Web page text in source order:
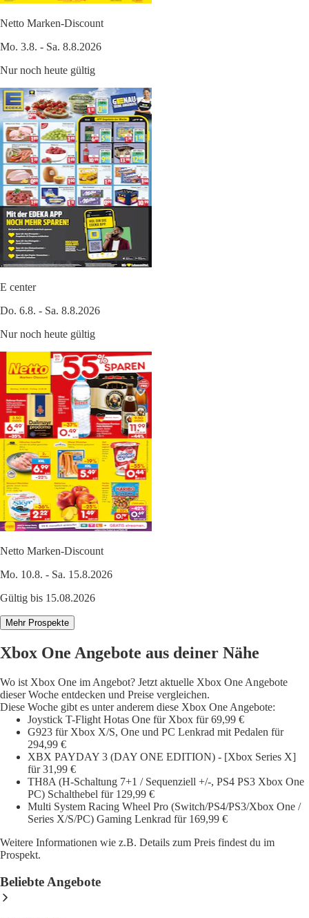
Netto Marken-Discount
Mo. 3.8. - Sa. 8.8.2026
Nur noch heute gültig
E center
Do. 6.8. - Sa. 8.8.2026
Nur noch heute gültig
Netto Marken-Discount
Mo. 10.8. - Sa. 15.8.2026
Gültig bis 15.08.2026
Mehr Prospekte
Xbox One Angebote aus deiner Nähe
Wo ist Xbox One im Angebot? Jetzt aktuelle Xbox One Angebote
dieser Woche entdecken und Preise vergleichen.
Diese Woche gibt es unter anderem diese Xbox One Angebote:
Joystick T-Flight Hotas One für Xbox für 69,99 €
G923 für Xbox X/S, One und PC Lenkrad mit Pedalen für
294,99 €
XBX PAYDAY 3 (DAY ONE EDITION) - [Xbox Series X]
für 31,99 €
TH8A (H-Schaltung 7+1 / Sequenziell +/-, PS4 PS3 Xbox One
PC) Schalthebel für 129,99 €
Multi System Racing Wheel Pro (Switch/PS4/PS3/Xbox One /
Series X/S/PC) Gaming Lenkrad für 169,99 €
Weitere Informationen wie z.B. Details zum Preis findest du im
Prospekt.
Beliebte Angebote